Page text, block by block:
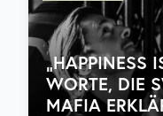
„HAPPINESS
WORTE, DIE
MAFIA